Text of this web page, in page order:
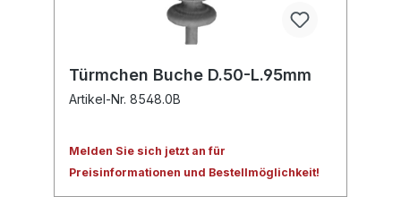
Türmchen Buche D.50-L.95mm
Artikel-Nr. 8548.0B
Melden Sie sich jetzt an für
Preisinformationen und Bestellmöglichkeit!